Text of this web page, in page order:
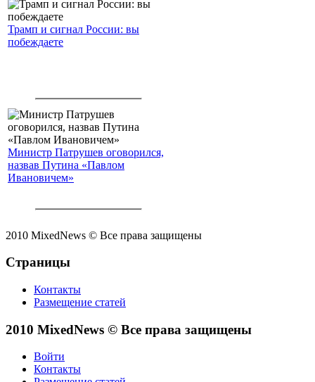
Трамп и сигнал России: вы
побеждаете
Министр Патрушев оговорился,
назвав Путина «Павлом
Ивановичем»
2010 MixedNews © Все права защищены
Страницы
Контакты
Размещение статей
2010 MixedNews © Все права защищены
Войти
Контакты